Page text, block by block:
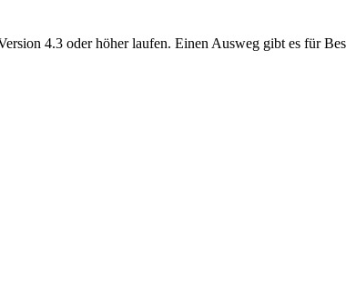
4.3 oder höher laufen. Einen Ausweg gibt es für